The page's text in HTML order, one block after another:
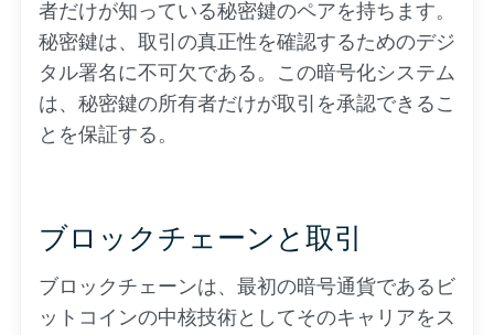
者だけが知っている秘密鍵のペアを持ちます。
秘密鍵は、取引の真正性を確認するためのデジ
タル署名に不可欠である。この暗号化システム
は、秘密鍵の所有者だけが取引を承認できるこ
とを保証する。
ブロックチェーンと取引
ブロックチェーンは、最初の暗号通貨であるビ
ットコインの中核技術としてそのキャリアをス